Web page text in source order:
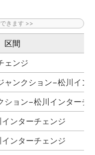
区間
ェンジ
ャンクション−松川イン
ション−松川インターチ
ンターチェンジ
ンターチェンジ